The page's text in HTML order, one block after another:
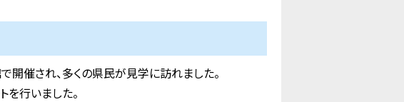
催され、多くの県民が見学に訪れました。
行いました。